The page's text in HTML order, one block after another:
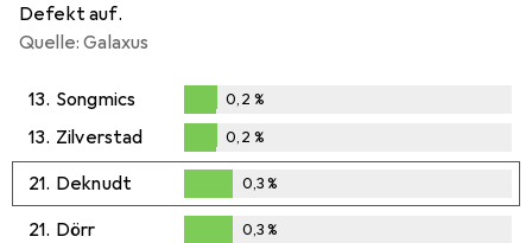
Defekt auf.
Quelle: Galaxus
13. Songmics
0,2%
0,2 %
13. Zilverstad
0,2%
0,2 %
21. Deknudt
0,3%
0,3%
21. Dörr 0,3%